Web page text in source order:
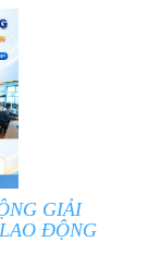
GIẢI
ĐỘNG